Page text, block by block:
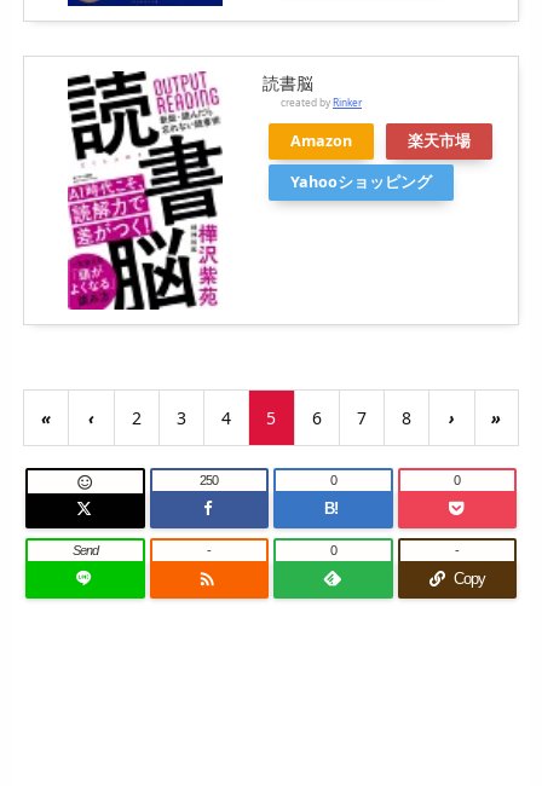
読書脳
created byRinker
Amazon
楽天市場
Yahooショッピング
« ‹ 2 3 4 5 6 7 8 › »
 250
B!
0 0
Send

- 0
Copy
-